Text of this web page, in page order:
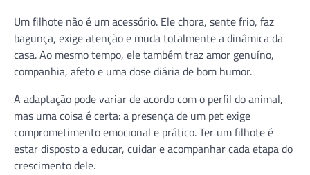
Um filhote não é um acessório. Ele chora, sente frio, faz
bagunça, exige atenção e muda totalmente a dinâmica da
casa. Ao mesmo tempo, ele também traz amor genuíno,
companhia, afeto e uma dose diária de bom humor.
A adaptação pode variar de acordo com o perfil do animal,
mas uma coisa é certa: a presença de um pet exige
comprometimento emocional e prático. Ter um filhote é
estar disposto a educar, cuidar e acompanhar cada etapa do
crescimento dele.